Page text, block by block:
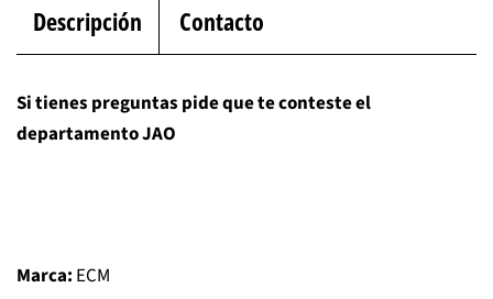
Descripción Contacto
Si tienes preguntas pide que te conteste el
departamento JAO
Marca: ECM